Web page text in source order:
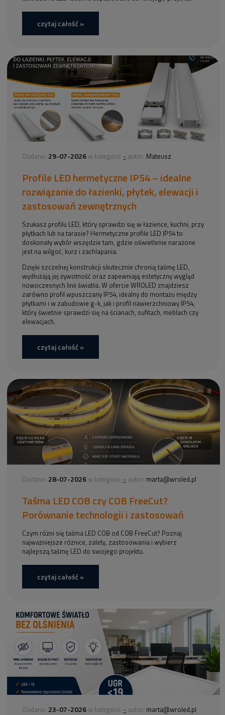
czytaj całość »
Dodano: 29-07-2026 w kategorii: - autor: Mateusz
Profile LED hermetyczne IP54 – idealne
rozwiązanie do łazienki, płytek, elewacji i
zastosowań zewnętrznych
Szukasz profilu LED, który sprawdzi się w łazience, kuchni, przy
płytkach lub na tarasie? Hermetyczne profile LED IP54 to
doskonały wybór wszędzie tam, gdzie oświetlenie narażone
jest na wilgoć, kurz i zachlapania.
Dzięki szczelnej konstrukcji skutecznie chronią taśmę LED,
wydłużają jej żywotność oraz zapewniają estetyczny wygląd
nowoczesnych linii światła. W ofercie WROLED znajdziesz
zarówno profil wpuszczany IP54, idealny do montażu między
płytkami i w zabudowie g-k, jak i profil nawierzchniowy IP54,
który świetnie sprawdzi się na ścianach, sufitach, meblach czy
elewacjach.
czytaj całość »
Dodano: 28-07-2026 w kategorii: - autor: marta@wroled.pl
Taśma LED COB czy COB FreeCut?
Porównanie technologii i zastosowań
Czym różni się taśma LED COB od COB FreeCut? Poznaj
najważniejsze różnice, zalety, zastosowania i wybierz
najlepszą taśmę LED do swojego projektu.
czytaj całość »
Dodano: 23-07-2026 w kategorii: - autor: marta@wroled.pl